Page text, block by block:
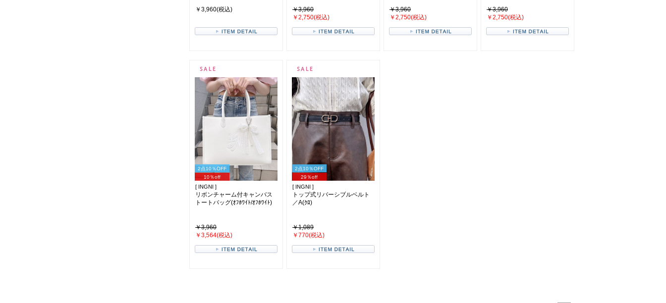
￥3,960(税込)
￥3,960
￥2,750(税込)
￥3,960
￥2,750(税込)
￥3,960
￥2,750(税込)
2点10％OFF
10％off
[ INGNI ]
リボンチャーム付キャンバス
トートバッグ(ｵﾌﾎﾜｲﾄ/ｵﾌﾎﾜｲﾄ)
￥3,960
￥3,564(税込)
2点10％OFF
29％off
[ INGNI ]
トップ式リバーシブルベルト
／A(ｸﾛ)
￥1,089
￥770(税込)